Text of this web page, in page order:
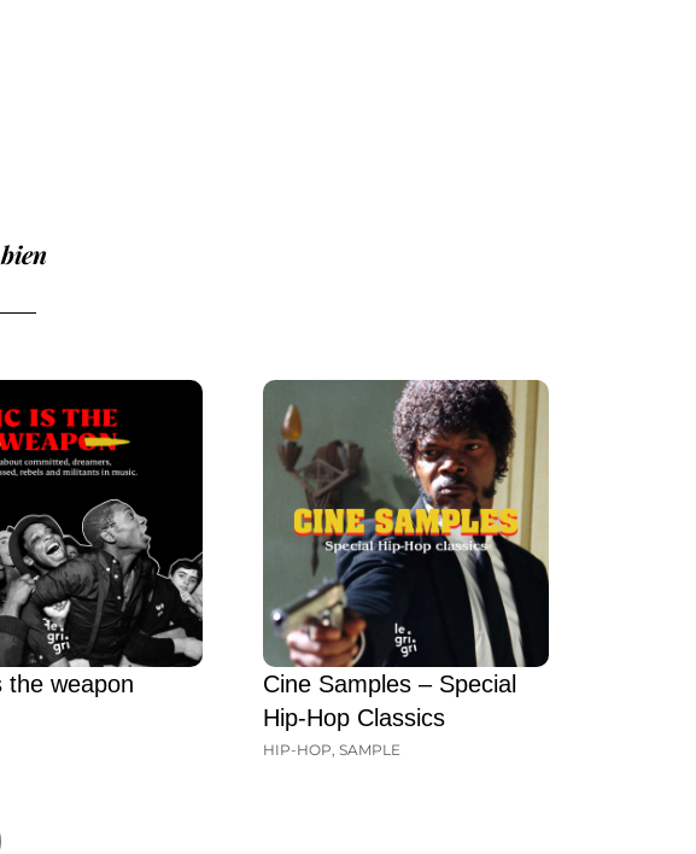
the weapon
Cine Samples – Special
Hip-Hop Classics
HIP-HOP SAMPLE